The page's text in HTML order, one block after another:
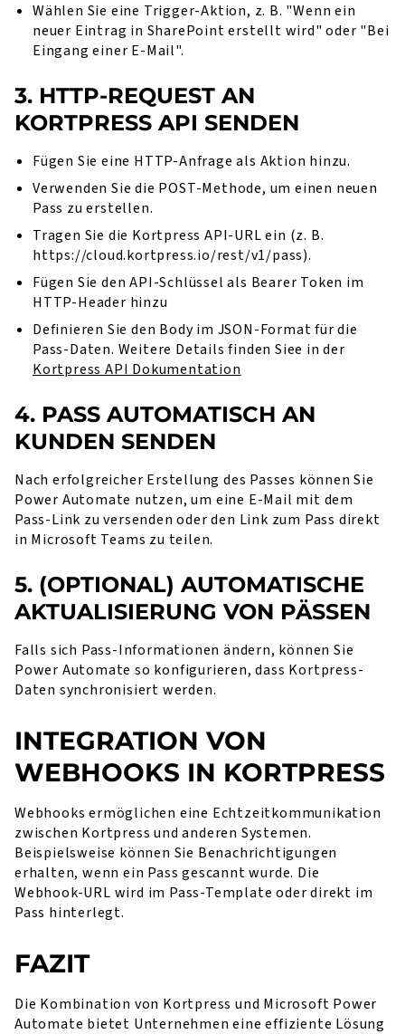
Wählen Sie eine Trigger-Aktion, z. B. "Wenn ein
neuer Eintrag in SharePoint erstellt wird" oder "Bei
Eingang einer E-Mail".
3. HTTP-REQUEST AN
KORTPRESS API SENDEN
Fügen Sie eine HTTP-Anfrage als Aktion hinzu.
Verwenden Sie die POST-Methode, um einen neuen
Pass zu erstellen.
Tragen Sie die Kortpress API-URL ein (z. B.
https://cloud.kortpress.io/rest/v1/pass).
Fügen Sie den API-Schlüssel als Bearer Token im
HTTP-Header hinzu
Definieren Sie den Body im JSON-Format für die
Pass-Daten. Weitere Details finden Siee in der
Kortpress API Dokumentation
4. PASS AUTOMATISCH AN
KUNDEN SENDEN
Nach erfolgreicher Erstellung des Passes können Sie
Power Automate nutzen, um eine E-Mail mit dem
Pass-Link zu versenden oder den Link zum Pass direkt
in Microsoft Teams zu teilen.
5. (OPTIONAL) AUTOMATISCHE
AKTUALISIERUNG VON PÄSSEN
Falls sich Pass-Informationen ändern, können Sie
Power Automate so konfigurieren, dass Kortpress-
Daten synchronisiert werden.
INTEGRATION VON
WEBHOOKS IN KORTPRESS
Webhooks ermöglichen eine Echtzeitkommunikation
zwischen Kortpress und anderen Systemen.
Beispielsweise können Sie Benachrichtigungen
erhalten, wenn ein Pass gescannt wurde. Die
Webhook-URL wird im Pass-Template oder direkt im
Pass hinterlegt.
FAZIT
Die Kombination von Kortpress und Microsoft Power
Automate bietet Unternehmen eine effiziente Lösung